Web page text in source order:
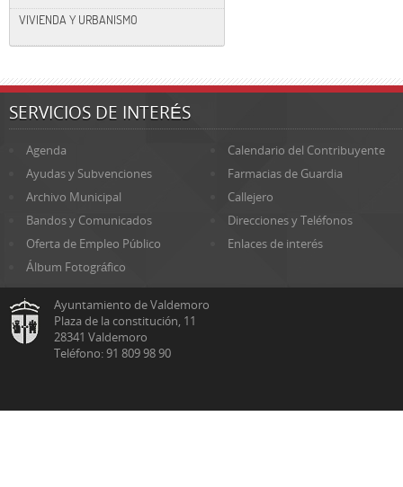
VIVIENDA Y URBANISMO
SERVICIOS DE INTERÉS
Agenda
Calendario del Contribuyente
Ayudas y Subvenciones
Farmacias de Guardia
Archivo Municipal
Callejero
Bandos y Comunicados
Direcciones y Teléfonos
Oferta de Empleo Público
Enlaces de interés
Álbum Fotográfico
Ayuntamiento de Valdemoro
Plaza de la constitución, 11
28341 Valdemoro
Teléfono: 91 809 98 90